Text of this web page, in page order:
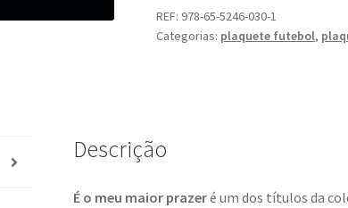
REF: 978-65-5246-030-1
Categorias: plaquete futebol,
Descrição
É o meu maior prazeré um dos títulos da